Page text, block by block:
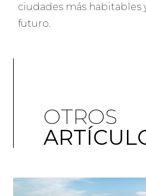
ciudades más habitables
futuro.
OTROS